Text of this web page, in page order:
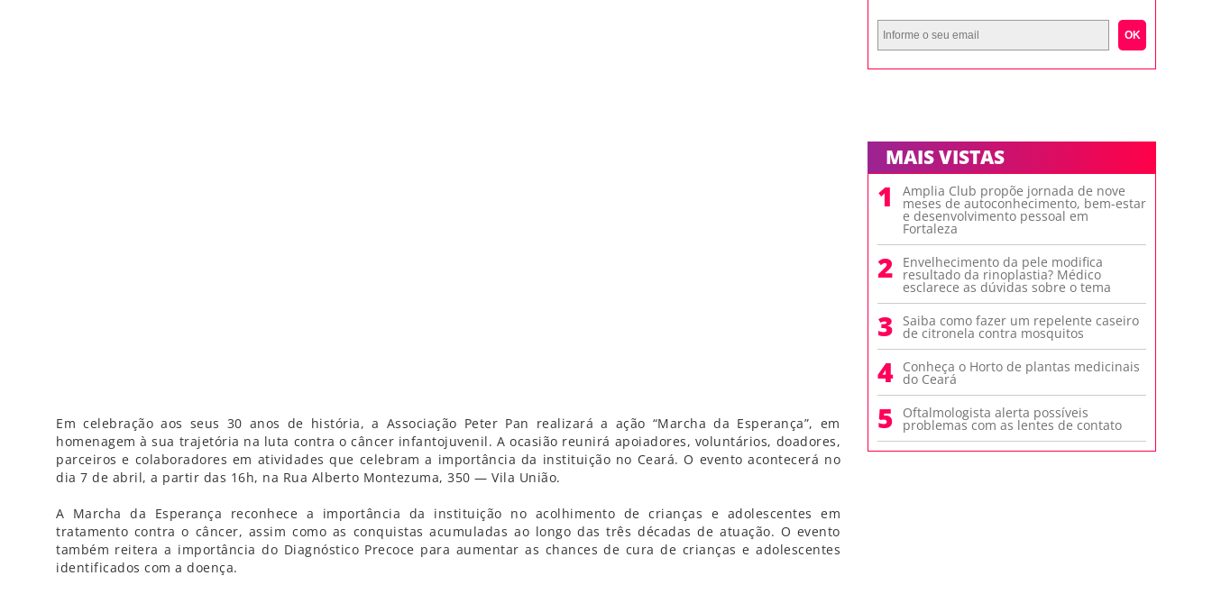
Em celebração aos seus 30 anos de história, a Associação Peter Pan realizará a ação “Marcha da Esperança”, em
homenagem à sua trajetória na luta contra o câncer infantojuvenil. A ocasião reunirá apoiadores, voluntários, doadores,
parceiros e colaboradores em atividades que celebram a importância da instituição no Ceará. O evento acontecerá no
dia 7 de abril, a partir das 16h, na Rua Alberto Montezuma, 350 — Vila União.
A Marcha da Esperança reconhece a importância da instituição no acolhimento de crianças e adolescentes em
tratamento contra o câncer, assim como as conquistas acumuladas ao longo das três décadas de atuação. O evento
também reitera a importância do Diagnóstico Precoce para aumentar as chances de cura de crianças e adolescentes
identificados com a doença.
OK
MAIS VISTAS
1 Amplia Club propõe jornada de nove
meses de autoconhecimento, bem-estar
e desenvolvimento pessoal em
Fortaleza
2 Envelhecimento da pele modifica
resultado da rinoplastia? Médico
esclarece as dúvidas sobre o tema
3 Saiba como fazer um repelente caseiro
de citronela contra mosquitos
4 Conheça o Horto de plantas medicinais
do Ceará
5 Oftalmologista alerta possíveis
problemas com as lentes de contato